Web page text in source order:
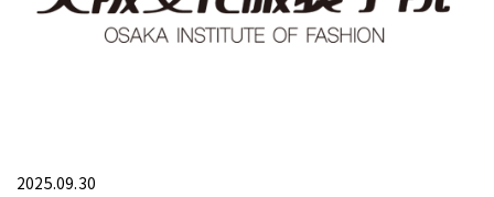
2025.09.30